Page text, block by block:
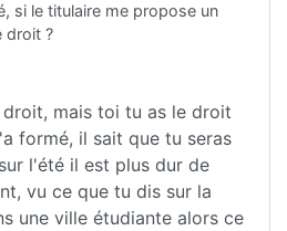
si le titulaire me propose un
droit ?
droit, mais toi tu as le droit
formé, il sait que tu seras
l'été il est plus dur de
vu ce que tu dis sur la
une ville étudiante alors ce